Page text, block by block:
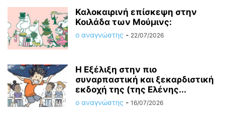
Καλοκαιρινή επίσκεψη στην
Κοιλάδα των Μούμινς:
ο αναγνώστης - 22/07/2026
Η Εξέλιξη στην πιο
συναρπαστική και ξεκαρδιστική
εκδοχή της (της Ελένης...
ο αναγνώστης - 16/07/2026